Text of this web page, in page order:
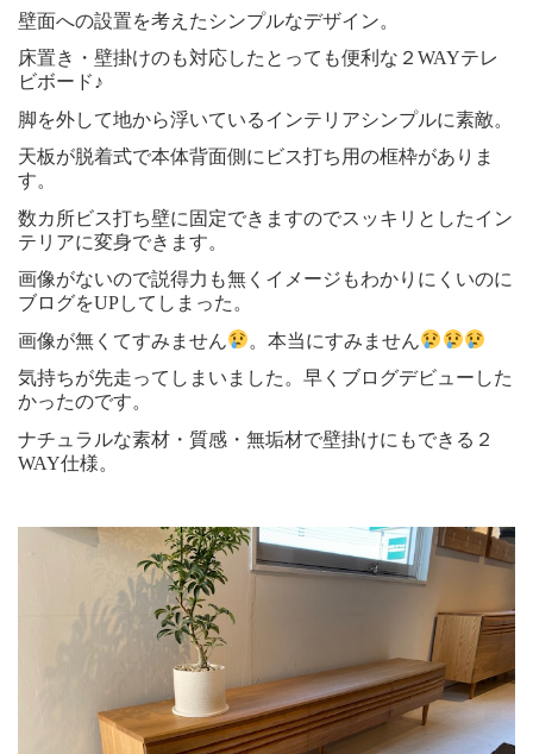
壁面への設置を考えたシンプルなデザイン。
床置き・壁掛けのも対応したとっても便利な２WAYテレ
ビボード♪
脚を外して地から浮いているインテリアシンプルに素敵。
天板が脱着式で本体背面側にビス打ち用の框枠がありま
す。
数カ所ビス打ち壁に固定できますのでスッキリとしたイン
テリアに変身できます。
画像がないので説得力も無くイメージもわかりにくいのに
ブログをUPしてしまった。
画像が無くてすみません
。本当にすみません
気持ちが先走ってしまいました。早くブログデビューした
かったのです。
ナチュラルな素材・質感・無垢材で壁掛けにもできる２
WAY仕様。